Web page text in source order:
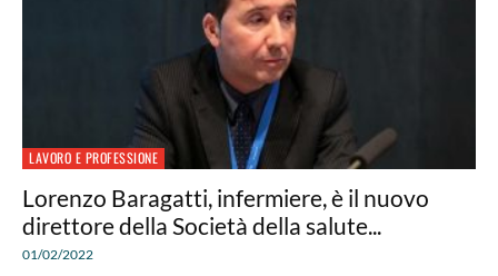
LAVORO E PROFESSIONE
Lorenzo Baragatti, infermiere, è il nuovo
direttore della Società della salute...
01/02/2022